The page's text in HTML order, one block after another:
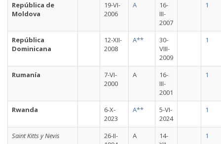
República de
Moldova
19-VI-
2006
A
16-
III-
2007
1
República
Dominicana
12-XII-
2008
A**
30-
VIII-
2009
1
Rumanía
7-VI-
2000
A
16-
III-
2001
1
Rwanda
6-X-
2023
A**
5-VI-
2024
1
Saint Kitts y Nevis
26-II-
A
14-
1